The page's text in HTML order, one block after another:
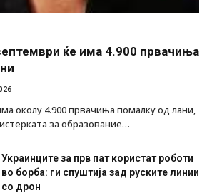
ќе има 4.900 првачиња
околу 4.900 првачиња помалку од лани,
за образование…
Украинците за прв пат користат роботи
во борба: ги спуштија зад руските линии
со дрон